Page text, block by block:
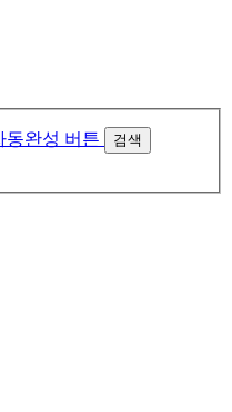
검색